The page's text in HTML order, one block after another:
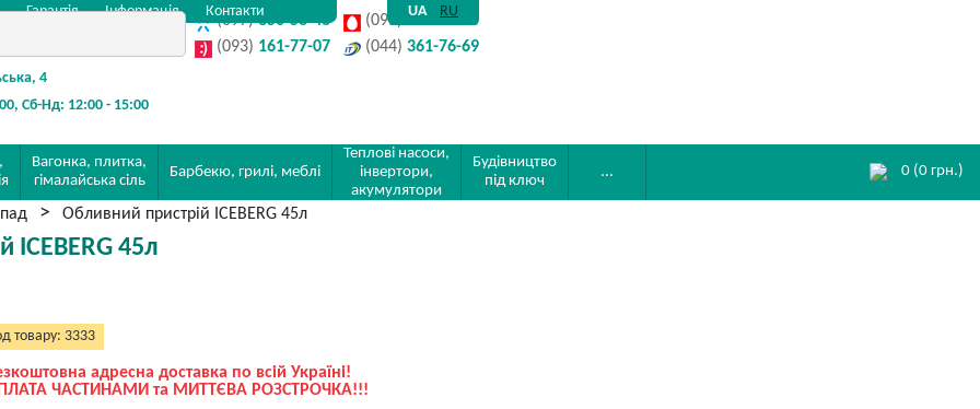
Гарантія Інформація Контакти UA RU
4
Сб-Нд: 12:00 - 15:00
(097)350-58-48 (095)
142-32-80
(093) 161-77-07 (044) 361-76-69
Вагонка, плитка,
гімалайська сіль
Барбекю, грилі, меблі
Теплові насоси,
інвертори,
акумулятори
Будівництво
під ключ
... 0 (0 грн.)
Обливний пристрій ICEBERG 45л
ICEBERG 45л
товару: 3333
адресна доставка по всій Україні!
ЧАСТИНАМИ та МИТТЄВА РОЗСТРОЧКА!!!